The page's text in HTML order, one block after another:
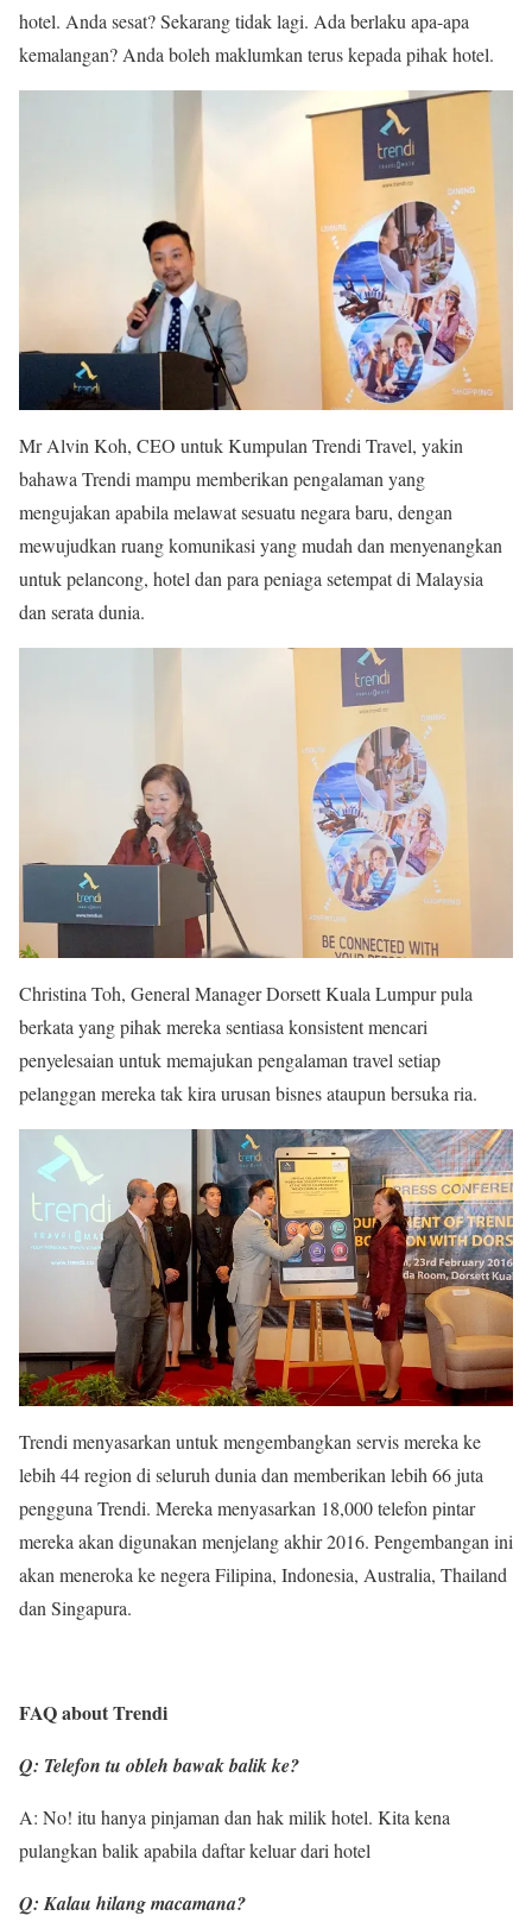
hotel. Anda sesat? Sekarang tidak lagi. Ada berlaku apa-apa
kemalangan? Anda boleh maklumkan terus kepada pihak hotel.
Mr Alvin Koh, CEO untuk Kumpulan Trendi Travel, yakin
bahawa Trendi mampu memberikan pengalaman yang
mengujakan apabila melawat sesuatu negara baru, dengan
mewujudkan ruang komunikasi yang mudah dan menyenangkan
untuk pelancong, hotel dan para peniaga setempat di Malaysia
dan serata dunia.
Christina Toh, General Manager Dorsett Kuala Lumpur pula
berkata yang pihak mereka sentiasa konsistent mencari
penyelesaian untuk memajukan pengalaman travel setiap
pelanggan mereka tak kira urusan bisnes ataupun bersuka ria.
Trendi menyasarkan untuk mengembangkan servis mereka ke
lebih 44 region di seluruh dunia dan memberikan lebih 66 juta
pengguna Trendi. Mereka menyasarkan 18,000 telefon pintar
mereka akan digunakan menjelang akhir 2016. Pengembangan ini
akan meneroka ke negera Filipina, Indonesia, Australia, Thailand
dan Singapura.
FAQ about Trendi
Q: Telefon tu obleh bawak balik ke?
A: No! itu hanya pinjaman dan hak milik hotel. Kita kena
pulangkan balik apabila daftar keluar dari hotel
Q: Kalau hilang macamana?